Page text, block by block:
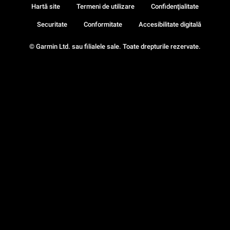
© Garmin Ltd. sau filialele sale. Toate drepturile rezervate.
Hartă site Termeni de utilizare Confidenţialitate
Securitate Conformitate Accesibilitate digitală